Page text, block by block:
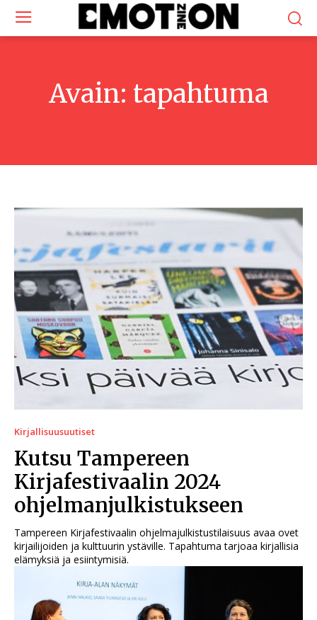
Avain: tapahtuma
Kirjallisuusuutiset
Kutsu Tampereen
Kirjafestivaalin 2024
ohjelmanjulkistukseen
Tampereen Kirjafestivaalin ohjelmajulkistustilaisuus avaa ovet
kirjailijoiden ja kulttuurin ystäville. Tapahtuma tarjoaa kirjallisia
elämyksiä ja esiintymisiä.